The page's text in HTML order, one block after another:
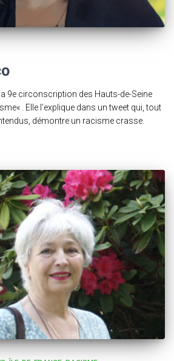
9e circonscription des Hauts-de-Seine
. Elle l’explique dans un tweet qui, tout
démontre un racisme crasse.